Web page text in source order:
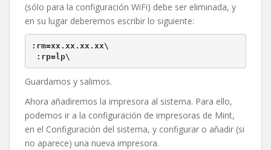
(sólo para la configuración WiFi) debe ser eliminada, y
en su lugar deberemos escribir lo siguiente:
:rm=xx.xx.xx.xx\
:rp=lp\
Guardamos y salimos.
Ahora añadiremos la impresora al sistema. Para ello,
podemos ir a la configuración de impresoras de Mint,
en el Configuración del sistema, y configurar o añadir (si
no aparece) una nueva impresora.